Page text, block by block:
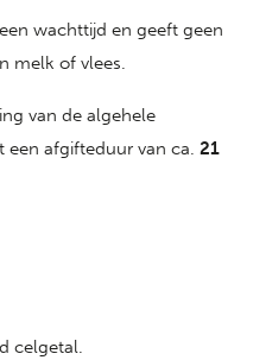
wachttijd en geeft geen
melk of vlees.
van de algehele
afgifteduur van ca. 21
celgetal.